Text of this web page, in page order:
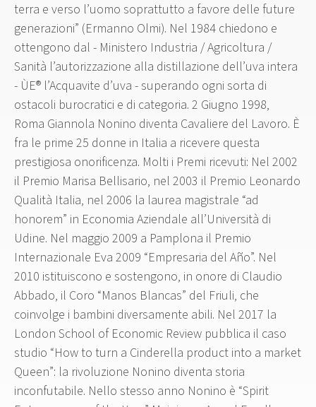
terra e verso l’uomo soprattutto a favore delle future
generazioni” (Ermanno Olmi). Nel 1984 chiedono e
ottengono dal - Ministero Industria / Agricoltura /
Sanità l’autorizzazione alla distillazione dell’uva intera
- ÙE® l’Acquavite d’uva - superando ogni sorta di
ostacoli burocratici e di categoria. 2 Giugno 1998,
Roma Giannola Nonino diventa Cavaliere del Lavoro. È
fra le prime 25 donne in Italia a ricevere questa
prestigiosa onorificenza. Molti i Premi ricevuti: Nel 2002
il Premio Marisa Bellisario, nel 2003 il Premio Leonardo
Qualità Italia, nel 2006 la laurea magistrale “ad
honorem” in Economia Aziendale all’Università di
Udine. Nel maggio 2009 a Pamplona il Premio
Internazionale Eva 2009 “Empresaria del Año”. Nel
2010 istituiscono e sostengono, in onore di Claudio
Abbado, il Coro “Manos Blancas” del Friuli, che
coinvolge i bambini diversamente abili. Nel 2017 la
London School of Economic Review pubblica il caso
studio “How to turn a Cinderella product into a market
Queen”: la rivoluzione Nonino diventa storia
inconfutabile. Nello stesso anno Nonino è “Spirit